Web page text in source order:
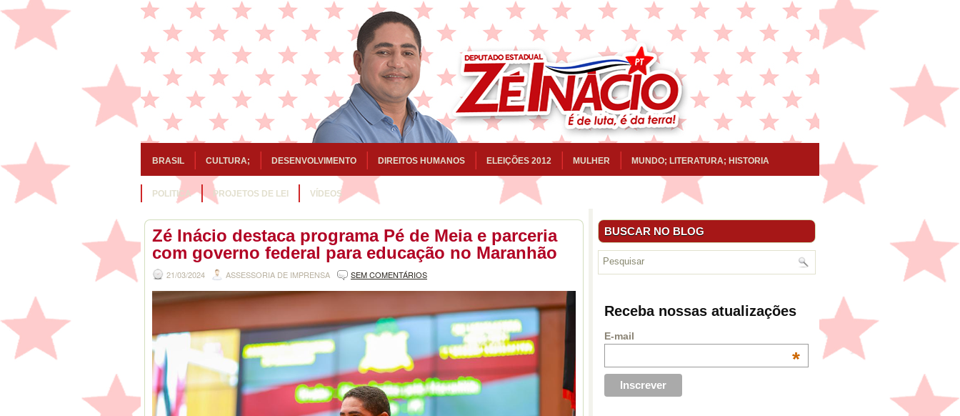
BRASIL CULTURA; DESENVOLVIMENTO DIREITOS HUMANOS ELEIÇÕES 2012 MULHER MUNDO; LITERATURA; HISTORIA
POLITICA PROJETOS DE LEI VÍDEOS
Zé Inácio destaca programa Pé de Meia e parceria
com governo federal para educação no Maranhão
21/03/2024 ASSESSORIA DE IMPRENSA SEM COMENTÁRIOS
BUSCAR NO BLOG
Receba nossas atualizações
E-mail
*